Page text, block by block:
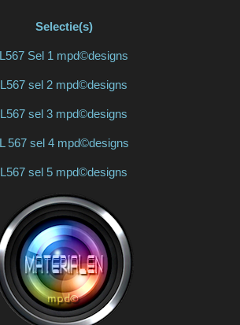
Selectie(s)
L567 Sel 1 mpd©designs
L567 sel 2 mpd©designs
L567 sel 3 mpd©designs
L 567 sel 4 mpd©designs
L567 sel 5 mpd©designs